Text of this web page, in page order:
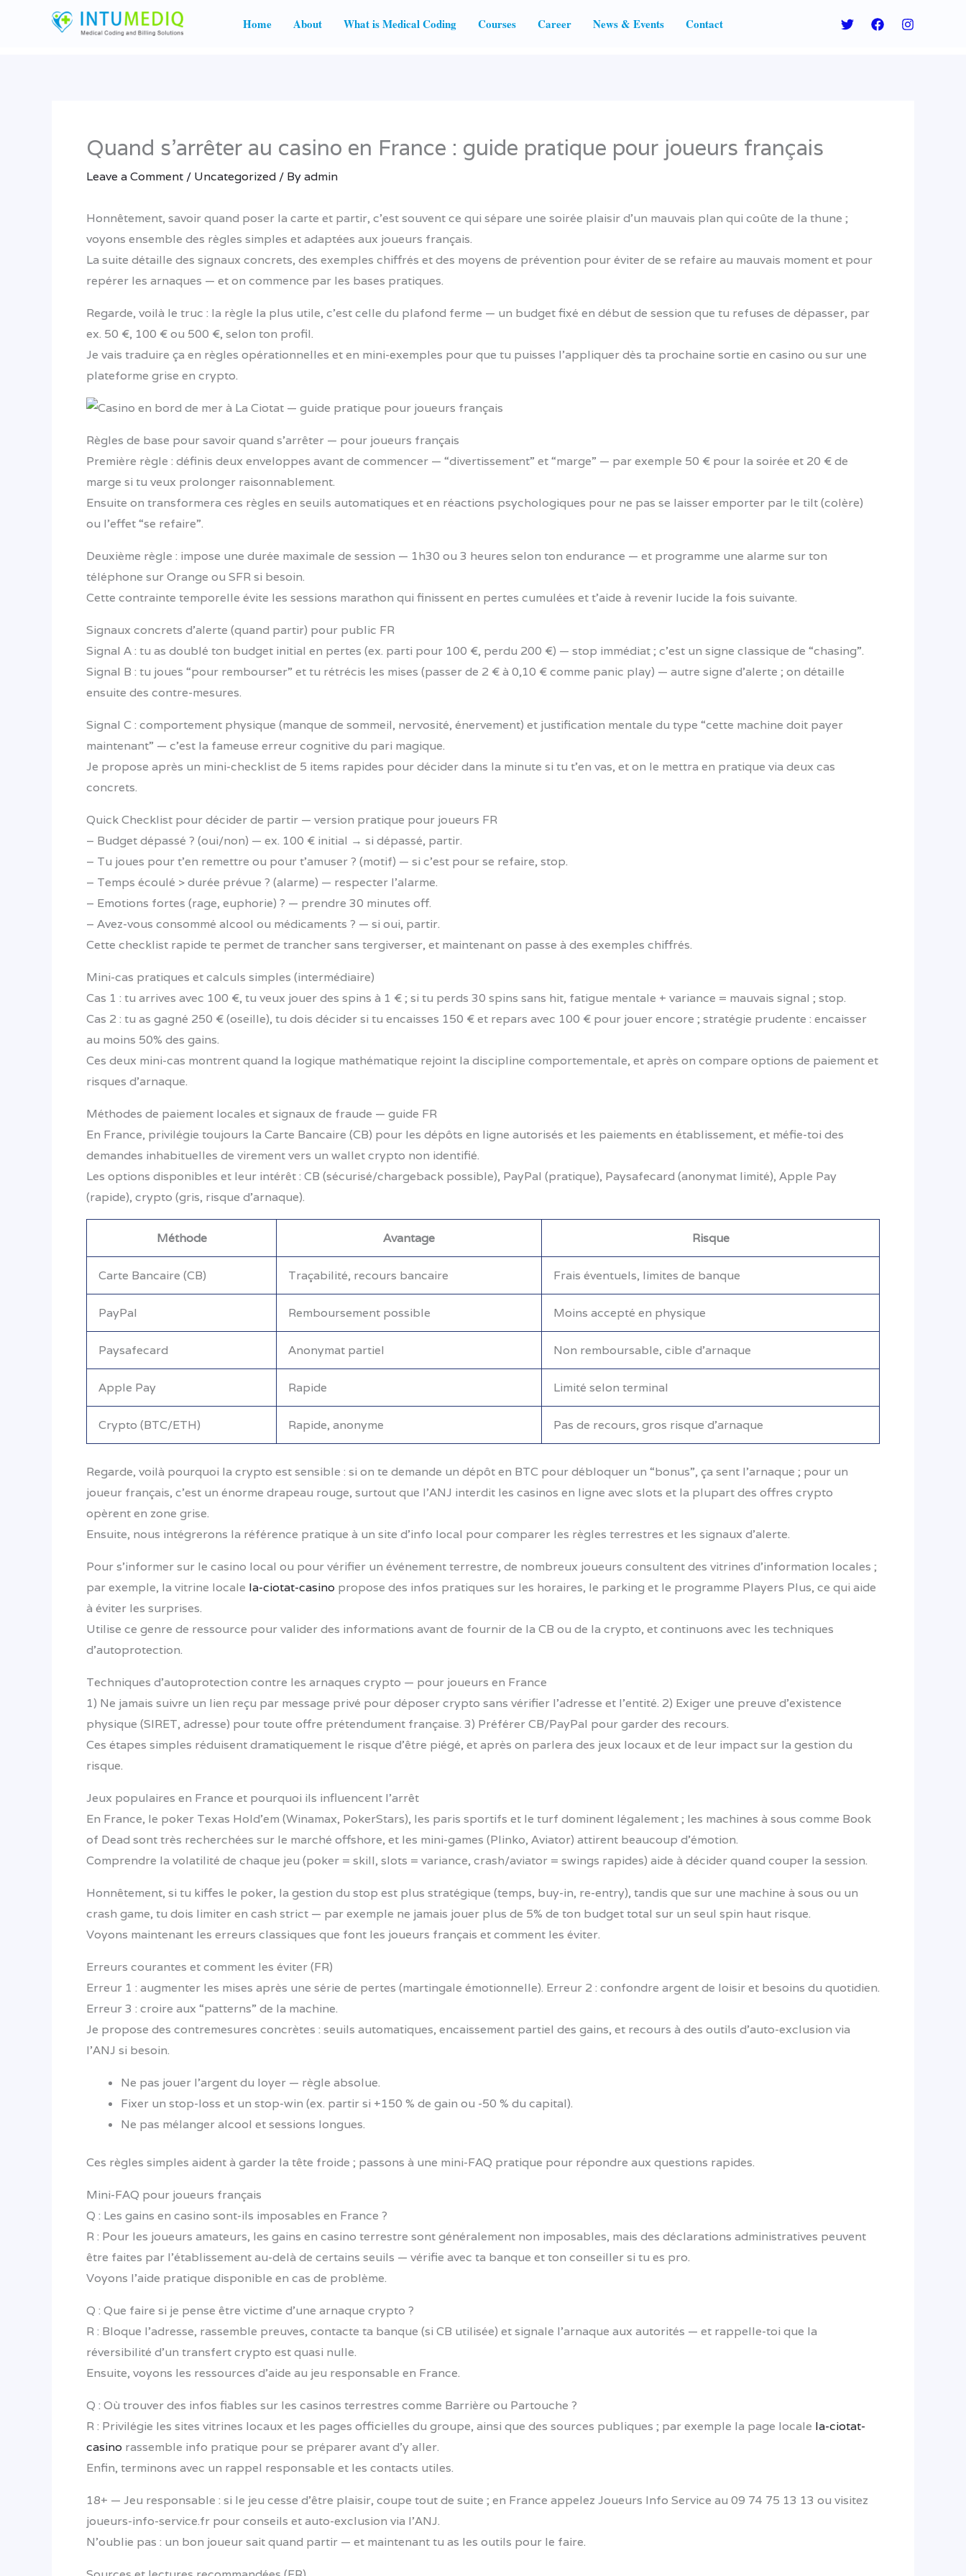
Home About What is Medical Coding Courses Career News & Events Contact
Quand s’arrêter au casino en France : guide pratique pour joueurs français
Leave a Comment / Uncategorized / Byadmin
Honnêtement, savoir quand poser la carte et partir, c’est souvent ce qui sépare une soirée plaisir d’un mauvais plan qui coûte de la thune ;
voyons ensemble des règles simples et adaptées aux joueurs français.
La suite détaille des signaux concrets, des exemples chiffrés et des moyens de prévention pour éviter de se refaire au mauvais moment et pour
repérer les arnaques — et on commence par les bases pratiques.
Regarde, voilà le truc : la règle la plus utile, c’est celle du plafond ferme — un budget fixé en début de session que tu refuses de dépasser, par
ex. 50 €, 100 € ou 500 €, selon ton profil.
Je vais traduire ça en règles opérationnelles et en mini-exemples pour que tu puisses l’appliquer dès ta prochaine sortie en casino ou sur une
plateforme grise en crypto.
Règles de base pour savoir quand s’arrêter — pour joueurs français
Première règle : définis deux enveloppes avant de commencer — “divertissement” et “marge” — par exemple 50 € pour la soirée et 20 € de
marge si tu veux prolonger raisonnablement.
Ensuite on transformera ces règles en seuils automatiques et en réactions psychologiques pour ne pas se laisser emporter par le tilt (colère)
ou l’effet “se refaire”.
Deuxième règle : impose une durée maximale de session — 1h30 ou 3 heures selon ton endurance — et programme une alarme sur ton
téléphone sur Orange ou SFR si besoin.
Cette contrainte temporelle évite les sessions marathon qui finissent en pertes cumulées et t’aide à revenir lucide la fois suivante.
Signaux concrets d’alerte (quand partir) pour public FR
Signal A : tu as doublé ton budget initial en pertes (ex. parti pour 100 €, perdu 200 €) — stop immédiat ; c’est un signe classique de “chasing”.
Signal B : tu joues “pour rembourser” et tu rétrécis les mises (passer de 2 € à 0,10 € comme panic play) — autre signe d’alerte ; on détaille
ensuite des contre-mesures.
Signal C : comportement physique (manque de sommeil, nervosité, énervement) et justification mentale du type “cette machine doit payer
maintenant” — c’est la fameuse erreur cognitive du pari magique.
Je propose après un mini-checklist de 5 items rapides pour décider dans la minute si tu t’en vas, et on le mettra en pratique via deux cas
concrets.
Quick Checklist pour décider de partir — version pratique pour joueurs FR
– Budget dépassé ? (oui/non) — ex. 100 € initial → si dépassé, partir.
– Tu joues pour t’en remettre ou pour t’amuser ? (motif) — si c’est pour se refaire, stop.
– Temps écoulé > durée prévue ? (alarme) — respecter l’alarme.
– Emotions fortes (rage, euphorie) ? — prendre 30 minutes off.
– Avez-vous consommé alcool ou médicaments ? — si oui, partir.
Cette checklist rapide te permet de trancher sans tergiverser, et maintenant on passe à des exemples chiffrés.
Mini-cas pratiques et calculs simples (intermédiaire)
Cas 1 : tu arrives avec 100 €, tu veux jouer des spins à 1 € ; si tu perds 30 spins sans hit, fatigue mentale + variance = mauvais signal ; stop.
Cas 2 : tu as gagné 250 € (oseille), tu dois décider si tu encaisses 150 € et repars avec 100 € pour jouer encore ; stratégie prudente : encaisser
au moins 50% des gains.
Ces deux mini-cas montrent quand la logique mathématique rejoint la discipline comportementale, et après on compare options de paiement et
risques d’arnaque.
Méthodes de paiement locales et signaux de fraude — guide FR
En France, privilégie toujours la Carte Bancaire (CB) pour les dépôts en ligne autorisés et les paiements en établissement, et méfie-toi des
demandes inhabituelles de virement vers un wallet crypto non identifié.
Les options disponibles et leur intérêt : CB (sécurisé/chargeback possible), PayPal (pratique), Paysafecard (anonymat limité), Apple Pay
(rapide), crypto (gris, risque d’arnaque).
Méthode Avantage Risque
Carte Bancaire (CB) Traçabilité, recours bancaire Frais éventuels, limites de banque
PayPal Remboursement possible Moins accepté en physique
Paysafecard Anonymat partiel Non remboursable, cible d’arnaque
Apple Pay Rapide Limité selon terminal
Crypto (BTC/ETH) Rapide, anonyme Pas de recours, gros risque d’arnaque
Regarde, voilà pourquoi la crypto est sensible : si on te demande un dépôt en BTC pour débloquer un “bonus”, ça sent l’arnaque ; pour un
joueur français, c’est un énorme drapeau rouge, surtout que l’ANJ interdit les casinos en ligne avec slots et la plupart des offres crypto
opèrent en zone grise.
Ensuite, nous intégrerons la référence pratique à un site d’info local pour comparer les règles terrestres et les signaux d’alerte.
Pour s’informer sur le casino local ou pour vérifier un événement terrestre, de nombreux joueurs consultent des vitrines d’information locales ;
par exemple, la vitrine locale la-ciotat-casino propose des infos pratiques sur les horaires, le parking et le programme Players Plus, ce qui aide
à éviter les surprises.
Utilise ce genre de ressource pour valider des informations avant de fournir de la CB ou de la crypto, et continuons avec les techniques
d’autoprotection.
Techniques d’autoprotection contre les arnaques crypto — pour joueurs en France
1) Ne jamais suivre un lien reçu par message privé pour déposer crypto sans vérifier l’adresse et l’entité. 2) Exiger une preuve d’existence
physique (SIRET, adresse) pour toute offre prétendument française. 3) Préférer CB/PayPal pour garder des recours.
Ces étapes simples réduisent dramatiquement le risque d’être piégé, et après on parlera des jeux locaux et de leur impact sur la gestion du
risque.
Jeux populaires en France et pourquoi ils influencent l’arrêt
En France, le poker Texas Hold’em (Winamax, PokerStars), les paris sportifs et le turf dominent légalement ; les machines à sous comme Book
of Dead sont très recherchées sur le marché offshore, et les mini-games (Plinko, Aviator) attirent beaucoup d’émotion.
Comprendre la volatilité de chaque jeu (poker = skill, slots = variance, crash/aviator = swings rapides) aide à décider quand couper la session.
Honnêtement, si tu kiffes le poker, la gestion du stop est plus stratégique (temps, buy-in, re-entry), tandis que sur une machine à sous ou un
crash game, tu dois limiter en cash strict — par exemple ne jamais jouer plus de 5% de ton budget total sur un seul spin haut risque.
Voyons maintenant les erreurs classiques que font les joueurs français et comment les éviter.
Erreurs courantes et comment les éviter (FR)
Erreur 1 : augmenter les mises après une série de pertes (martingale émotionnelle). Erreur 2 : confondre argent de loisir et besoins du quotidien.
Erreur 3 : croire aux “patterns” de la machine.
Je propose des contremesures concrètes : seuils automatiques, encaissement partiel des gains, et recours à des outils d’auto-exclusion via
l’ANJ si besoin.
Ne pas jouer l’argent du loyer — règle absolue.
Fixer un stop-loss et un stop-win (ex. partir si +150 % de gain ou -50 % du capital).
Ne pas mélanger alcool et sessions longues.
Ces règles simples aident à garder la tête froide ; passons à une mini-FAQ pratique pour répondre aux questions rapides.
Mini-FAQ pour joueurs français
Q : Les gains en casino sont-ils imposables en France ?
R : Pour les joueurs amateurs, les gains en casino terrestre sont généralement non imposables, mais des déclarations administratives peuvent
être faites par l’établissement au-delà de certains seuils — vérifie avec ta banque et ton conseiller si tu es pro.
Voyons l’aide pratique disponible en cas de problème.
Q : Que faire si je pense être victime d’une arnaque crypto ?
R : Bloque l’adresse, rassemble preuves, contacte ta banque (si CB utilisée) et signale l’arnaque aux autorités — et rappelle-toi que la
réversibilité d’un transfert crypto est quasi nulle.
Ensuite, voyons les ressources d’aide au jeu responsable en France.
Q : Où trouver des infos fiables sur les casinos terrestres comme Barrière ou Partouche ?
R : Privilégie les sites vitrines locaux et les pages officielles du groupe, ainsi que des sources publiques ; par exemple la page locale la-ciotat-
casino rassemble info pratique pour se préparer avant d’y aller.
Enfin, terminons avec un rappel responsable et les contacts utiles.
18+ — Jeu responsable : si le jeu cesse d’être plaisir, coupe tout de suite ; en France appelez Joueurs Info Service au 09 74 75 13 13 ou visitez
joueurs-info-service.fr pour conseils et auto-exclusion via l’ANJ.
N’oublie pas : un bon joueur sait quand partir — et maintenant tu as les outils pour le faire.